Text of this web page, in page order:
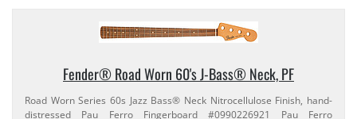
Fender® Road Worn 60's J-​Bass® Neck, PF
Road Worn Series 60s Jazz Bass® Neck Nitrocellulose Finish, hand-​
distressed Pau Ferro Fingerboard #0990226921 Pau Ferro